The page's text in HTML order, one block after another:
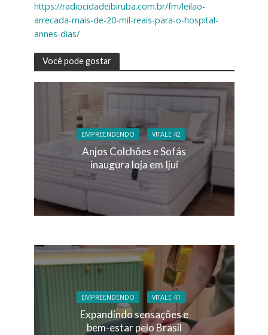
https://radiocidadeibiruba.com.br/fm/leilao-
arrecada-mais-de-20-mil-reais-para-o-hospital-
annes-dias/
Você pode gostar
EMPREENDENDO VITALE 42
Anjos Colchões e Sofás
inaugura loja em Ijuí
EMPREENDENDO VITALE 41
Expandindo sensações e
bem-estar pelo Brasil